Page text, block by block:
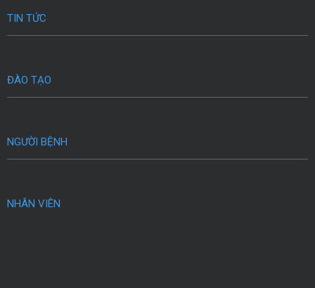
TIN TỨC
ĐÀO TẠO
NGƯỜI BỆNH
NHÂN VIÊN